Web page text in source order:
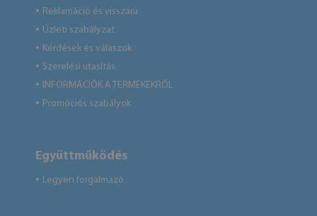
● Reklamáció és visszáru
● Üzleti szabályzat
● Kérdések és válaszok
● Szerelési utasítás
● INFORMÁCIÓK A TERMÉKEKRŐL
● Promóciós szabályok
Együttműködés
● Legyen forgalmazó